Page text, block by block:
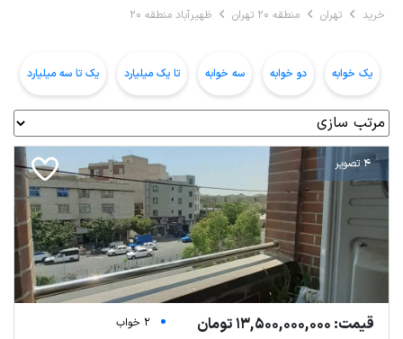
خرید تهران منطقه 20 تهران ظهیرآباد منطقه 20
یک خوابه دو خوابه سه خوابه تا یک میلیارد یک تا سه میلیارد
4 تصویر
قیمت: 13,500,000,000 تومان
2 خواب